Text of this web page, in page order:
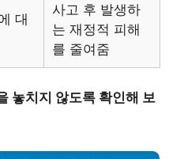
대
사고 후 발생하
는 재정적 피해
를 줄여줌
놓치지 않도록 확인해 보